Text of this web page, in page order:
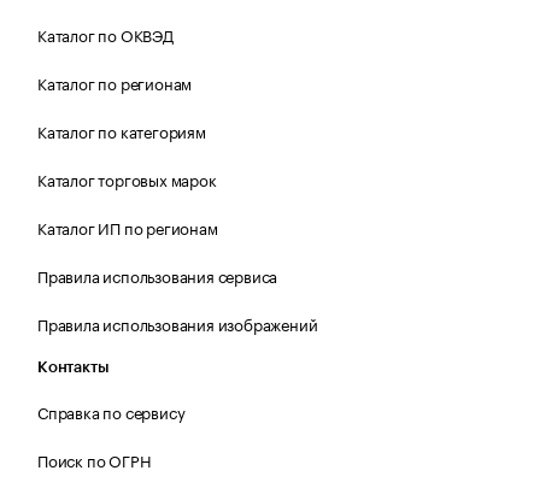
Каталог по ОКВЭД
Каталог по регионам
Каталог по категориям
Каталог торговых марок
Каталог ИП по регионам
Правила использования сервиса
Правила использования изображений
Контакты
Справка по сервису
Поиск по ОГРН